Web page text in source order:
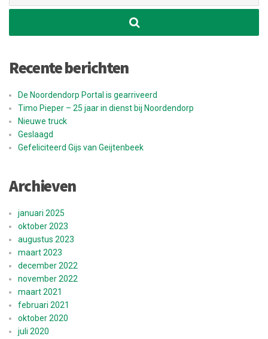
Recente berichten
De Noordendorp Portal is gearriveerd
Timo Pieper – 25 jaar in dienst bij Noordendorp
Nieuwe truck
Geslaagd
Gefeliciteerd Gijs van Geijtenbeek
Archieven
januari 2025
oktober 2023
augustus 2023
maart 2023
december 2022
november 2022
maart 2021
februari 2021
oktober 2020
juli 2020